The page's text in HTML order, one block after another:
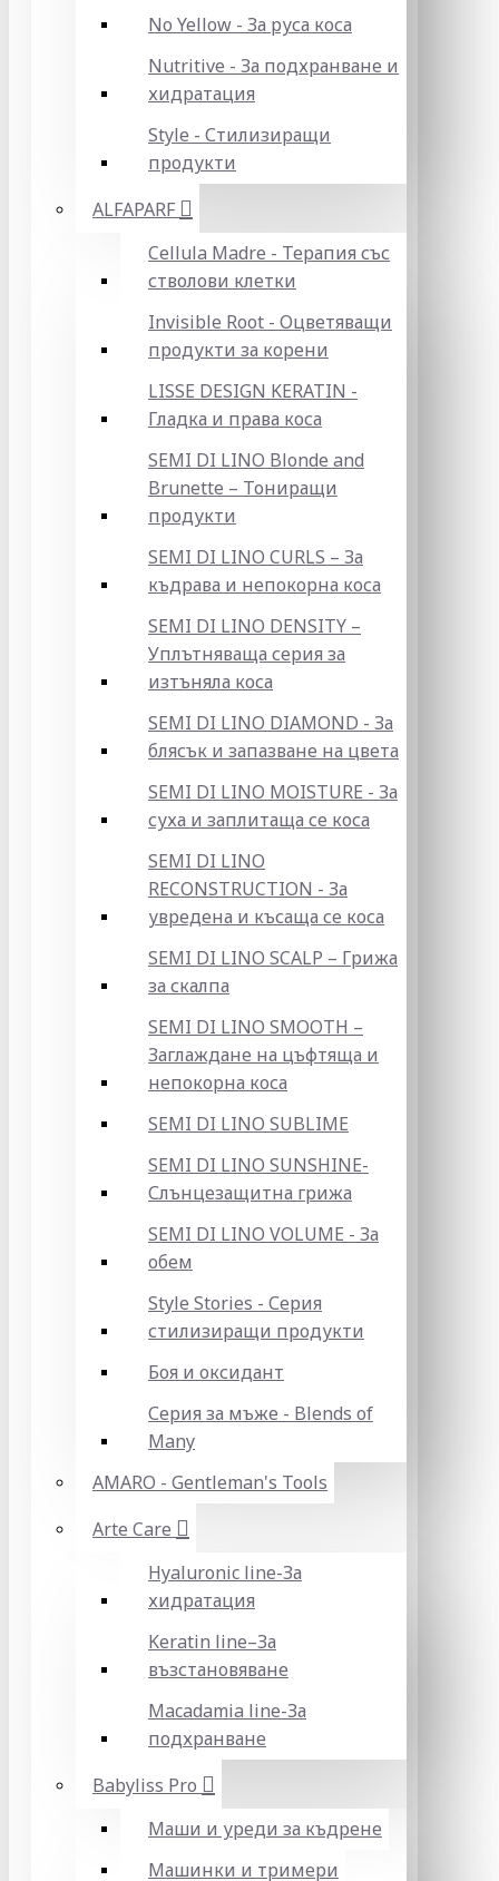
No Yellow - За руса коса
Nutritive - За подхранване и
хидратация
Style - Стилизиращи
продукти
ALFAPARF
Cellula Madre - Терапия със
стволови клетки
Invisible Root - Оцветяващи
продукти за корени
LISSE DESIGN KERATIN -
Гладка и права коса
SEMI DI LINO Blonde and
Brunette – Тониращи
продукти
SEMI DI LINO CURLS – За
къдрава и непокорна коса
SEMI DI LINO DENSITY –
Уплътняваща серия за
изтъняла коса
SEMI DI LINO DIAMOND - За
блясък и запазване на цвета
SEMI DI LINO MOISTURE - За
суха и заплитаща се коса
SEMI DI LINO
RECONSTRUCTION - За
увредена и късаща се коса
SEMI DI LINO SCALP – Грижа
за скалпа
SEMI DI LINO SMOOTH –
Заглаждане на цъфтяща и
непокорна коса
SEMI DI LINO SUBLIME
SEMI DI LINO SUNSHINE-
Слънцезащитна грижа
SEMI DI LINO VOLUME - За
обем
Style Stories - Серия
стилизиращи продукти
Боя и оксидант
Серия за мъже - Blends of
Many
AMARO - Gentleman's Tools
Arte Care
Hyaluronic line-За
хидратация
Keratin line–За
възстановяване
Macadamia line-За
подхранване
Babyliss Pro
Маши и уреди за къдрене
Машинки и тримери